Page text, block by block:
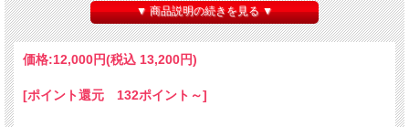
し発酵。コンクリートタンクにて温度管理せずに行う。マロラクティック発酵を行
い11カ月コンクリートタンク内で熟成。無濾過無清澄で瓶詰め。10カ月の瓶内熟
成を経てリリース。
【年間生産量】3,000本
【コメント】ブルゴーニュやオーストリア、イタリアのワイン生産者を訪問した際
を一度味わうと忘れられない。2022年ヴィンテージまで使用していたToc di
▼ 商品説明の続きを見る ▼
価格:12,000円(税込 13,200円)
[ポイント還元 132ポイント～]